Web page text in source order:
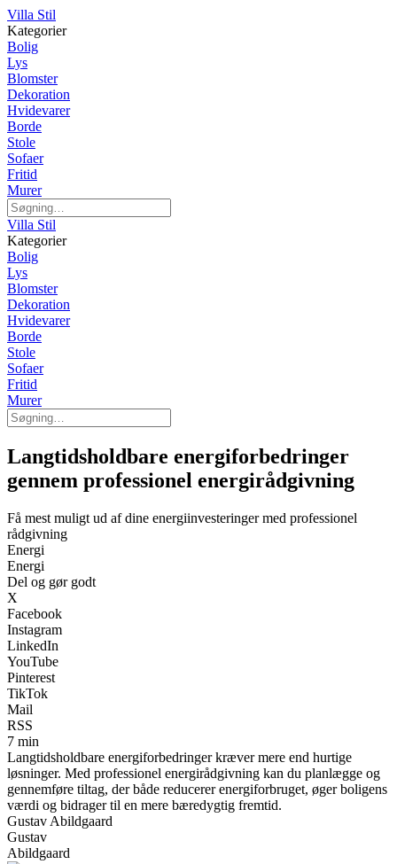
Villa Stil
Kategorier
Bolig
Lys
Blomster
Dekoration
Hvidevarer
Borde
Stole
Sofaer
Fritid
Murer
Villa Stil
Kategorier
Bolig
Lys
Blomster
Dekoration
Hvidevarer
Borde
Stole
Sofaer
Fritid
Murer
Langtidsholdbare energiforbedringer
gennem professionel energirådgivning
Få mest muligt ud af dine energiinvesteringer med professionel
rådgivning
Energi
Energi
Del og gør godt
X
Facebook
Instagram
LinkedIn
YouTube
Pinterest
TikTok
Mail
RSS
7 min
Langtidsholdbare energiforbedringer kræver mere end hurtige
løsninger. Med professionel energirådgivning kan du planlægge og
gennemføre tiltag, der både reducerer energiforbruget, øger boligens
værdi og bidrager til en mere bæredygtig fremtid.
Gustav Abildgaard
Gustav
Abildgaard